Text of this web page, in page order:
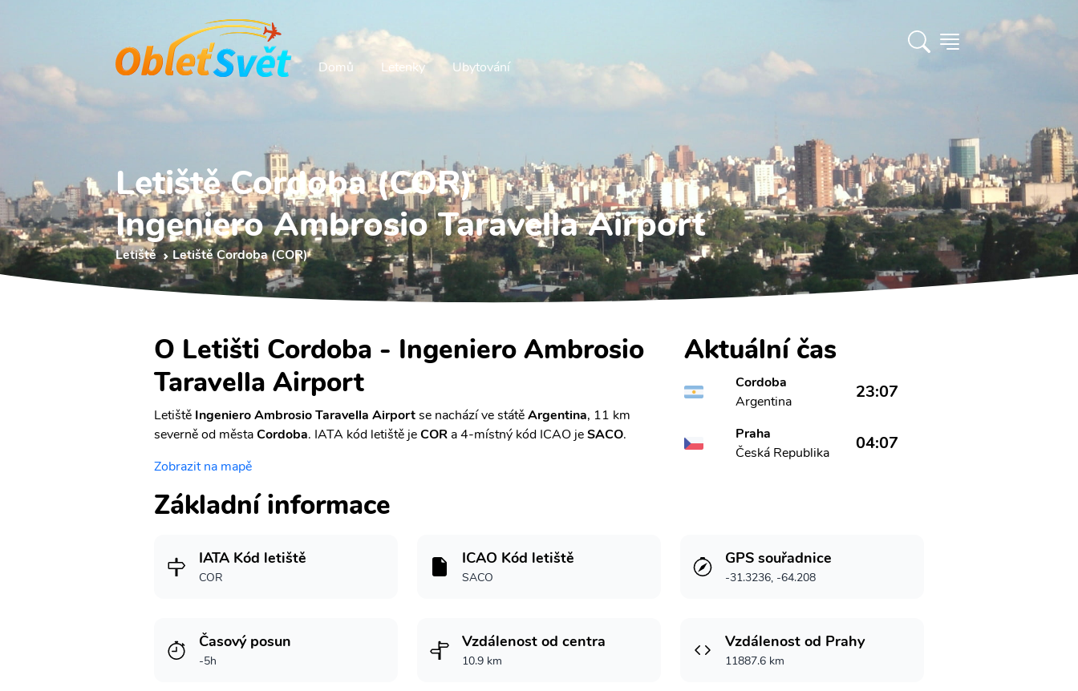
Domů Letenky Ubytování
Letiště Cordoba (COR)
Ingeniero Ambrosio Taravella Airport
Letiště Letiště Cordoba (COR)
O Letišti Cordoba - Ingeniero Ambrosio
Taravella Airport
Letiště Ingeniero Ambrosio Taravella Airportse nachází ve státěArgentina, 11 km
severně od městaCordoba. IATA kód letiště jeCOR a 4-místný kód ICAO jeSACO.
Zobrazit na mapě
Aktuální čas
Cordoba
Argentina
23:07
Praha
Česká Republika
04:07
Základní informace
IATA Kód letiště
COR
ICAO Kód letiště
SACO
GPS souřadnice
-31.3236, -64.208
Časový posun
-5h
Vzdálenost od centra
10.9 km
Vzdálenost od Prahy
11887.6 km